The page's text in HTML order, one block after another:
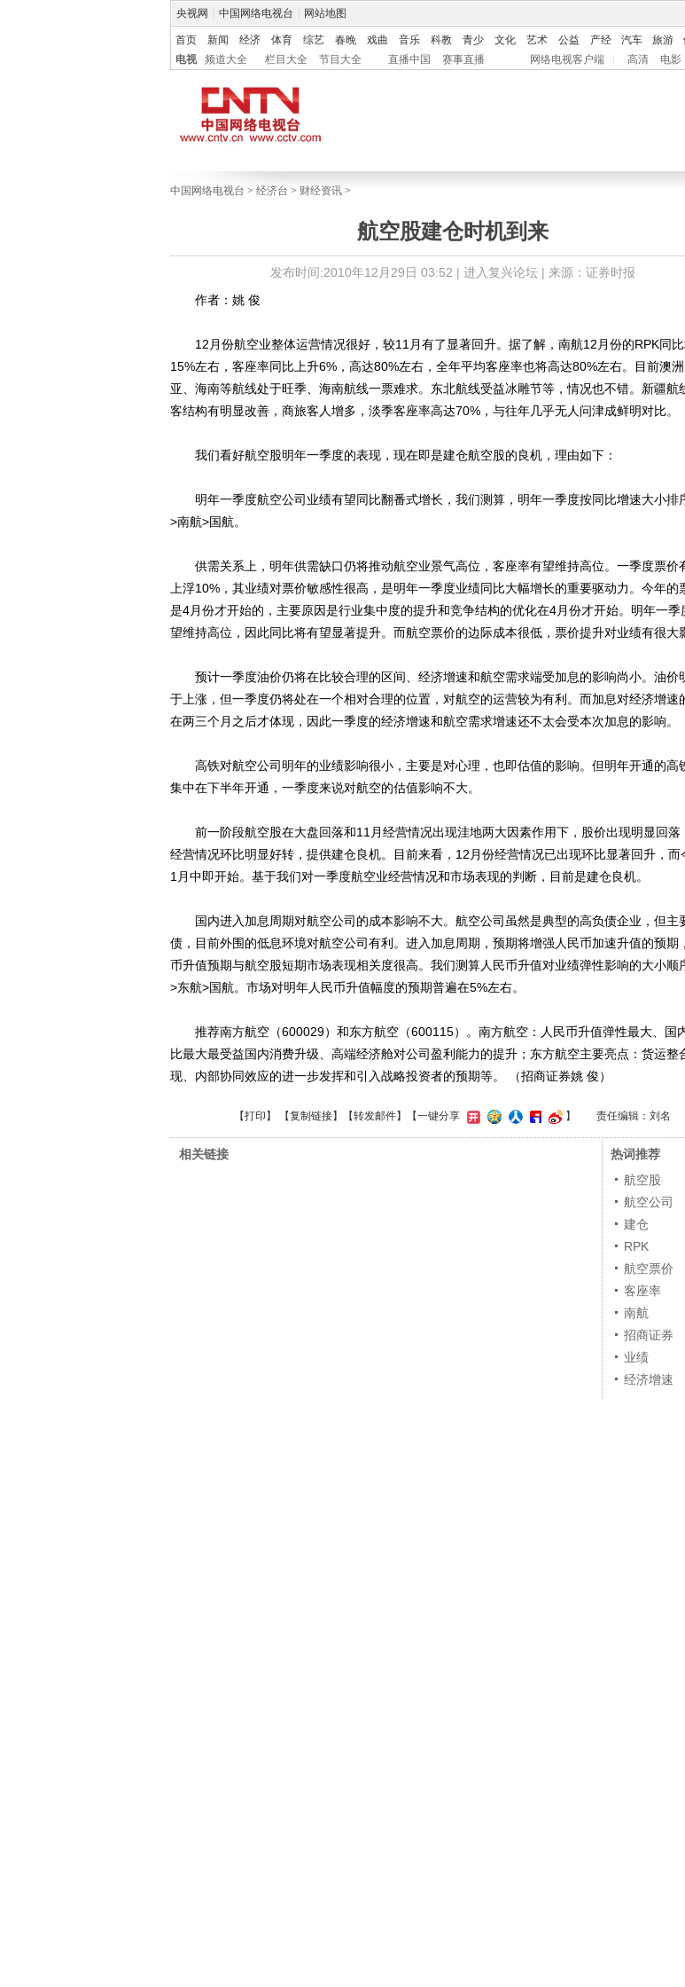
央视网 中国网络电视台 网站地图
首页 新闻 经济 体育 综艺 春晚 戏曲 音乐 科教 青少 文化 艺术 公益 产经 汽车 旅游
电视
频道大全 栏目大全 节目大全 直播中国 赛事直播 网络电视客户端 高清 电影
中国网络电视台 > 经济台 > 财经资讯 >
航空股建仓时机到来
发布时间:2010年12月29日 03:52 | 进入复兴论坛| 来源：证券时报
作者：姚 俊
12月份航空业整体运营情况很好，较11月有了显著回升。据了解，南航12月份的RPK同比
15%左右，客座率同比上升6%，高达80%左右，全年平均客座率也将高达80%左右。目前澳
亚、海南等航线处于旺季、海南航线一票难求。东北航线受益冰雕节等，情况也不错。新疆航
客结构有明显改善，商旅客人增多，淡季客座率高达70%，与往年几乎无人问津成鲜明对比。
我们看好航空股明年一季度的表现，现在即是建仓航空股的良机，理由如下：
明年一季度航空公司业绩有望同比翻番式增长，我们测算，明年一季度按同比增速大小排
>南航>国航。
供需关系上，明年供需缺口仍将推动航空业景气高位，客座率有望维持高位。一季度票价
上浮10%，其业绩对票价敏感性很高，是明年一季度业绩同比大幅增长的重要驱动力。今年的
是4月份才开始的，主要原因是行业集中度的提升和竞争结构的优化在4月份才开始。明年一季
望维持高位，因此同比将有望显著提升。而航空票价的边际成本很低，票价提升对业绩有很大
预计一季度油价仍将在比较合理的区间、经济增速和航空需求端受加息的影响尚小。油价
于上涨，但一季度仍将处在一个相对合理的位置，对航空的运营较为有利。而加息对经济增速
在两三个月之后才体现，因此一季度的经济增速和航空需求增速还不太会受本次加息的影响。
高铁对航空公司明年的业绩影响很小，主要是对心理，也即估值的影响。但明年开通的高
集中在下半年开通，一季度来说对航空的估值影响不大。
前一阶段航空股在大盘回落和11月经营情况出现洼地两大因素作用下，股价出现明显回落
经营情况环比明显好转，提供建仓良机。目前来看，12月份经营情况已出现环比显著回升，而
1月中即开始。基于我们对一季度航空业经营情况和市场表现的判断，目前是建仓良机。
国内进入加息周期对航空公司的成本影响不大。航空公司虽然是典型的高负债企业，但主
债，目前外围的低息环境对航空公司有利。进入加息周期，预期将增强人民币加速升值的预期
币升值预期与航空股短期市场表现相关度很高。我们测算人民币升值对业绩弹性影响的大小顺
>东航>国航。市场对明年人民币升值幅度的预期普遍在5%左右。
推荐南方航空（600029）和东方航空（600115）。南方航空：人民币升值弹性最大、国
比最大最受益国内消费升级、高端经济舱对公司盈利能力的提升；东方航空主要亮点：货运整
现、内部协同效应的进一步发挥和引入战略投资者的预期等。 （招商证券姚 俊）
【打印 】 【复制链接】【转发邮件】 【一键分享 】 责任编辑：刘名
相关链接
热词推荐
航空股
航空公司
建仓
RPK
航空票价
客座率
南航
招商证券
业绩
经济增速